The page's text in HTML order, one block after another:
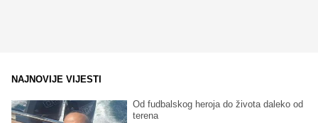
NAJNOVIJE VIJESTI
Od fudbalskog heroja do života daleko od
terena